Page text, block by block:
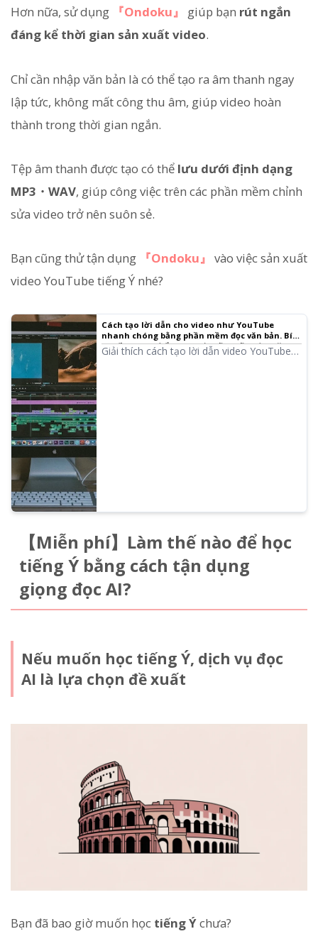
Hơn nữa, sử dụng 『Ondoku』 giúp bạn rút ngắn
đáng kể thời gian sản xuất video.
Chỉ cần nhập văn bản là có thể tạo ra âm thanh ngay
lập tức, không mất công thu âm, giúp video hoàn
thành trong thời gian ngắn.
Tệp âm thanh được tạo có thể lưu dưới định dạng
MP3・WAV, giúp công việc trên các phần mềm chỉnh
sửa video trở nên suôn sẻ.
Bạn cũng thử tận dụng 『Ondoku』 vào việc sản xuất
video YouTube tiếng Ý nhé?
Cách tạo lời dẫn cho video như YouTube
nhanh chóng bằng phần mềm đọc văn bản. Bí
quyết và các điểm lưu ý｜Phần mềm đọc văn
bản Ondoku
Giải thích cách tạo lời dẫn video YouTube
【Miễn phí】Làm thế nào để học
tiếng Ý bằng cách tận dụng
giọng đọc AI?
Nếu muốn học tiếng Ý, dịch vụ đọc
AI là lựa chọn đề xuất
Bạn đã bao giờ muốn học tiếng Ýchưa?